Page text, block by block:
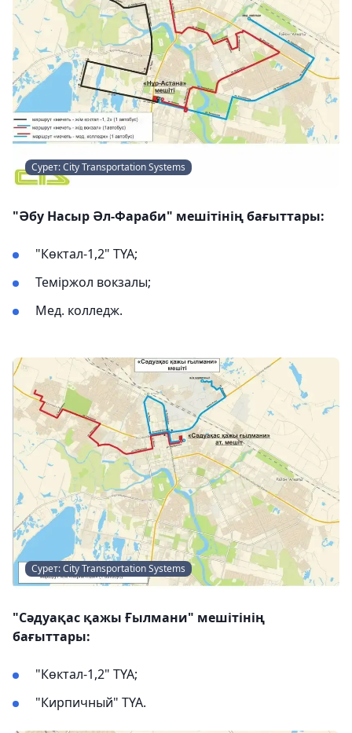
Сурет: City Transportation Systems
"Әбу Насыр Әл-Фараби" мешітінің бағыттары:
"Көктал-1,2" ТҮА;
Теміржол вокзалы;
Мед. колледж.
Сурет: City Transportation Systems
"Сәдуақас қажы Ғылмани" мешітінің
бағыттары:
"Көктал-1,2" ТҮА;
"Кирпичный" ТҮА.